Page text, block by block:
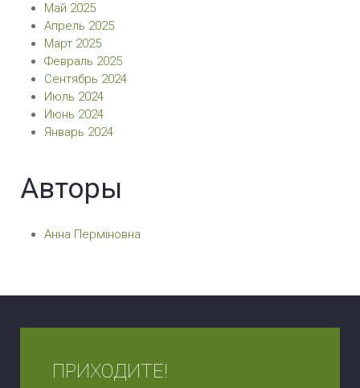
Май 2025
Апрель 2025
Март 2025
Февраль 2025
Сентябрь 2024
Июль 2024
Июнь 2024
Январь 2024
Авторы
Анна Перміновна
ПРИХОДИТЕ!